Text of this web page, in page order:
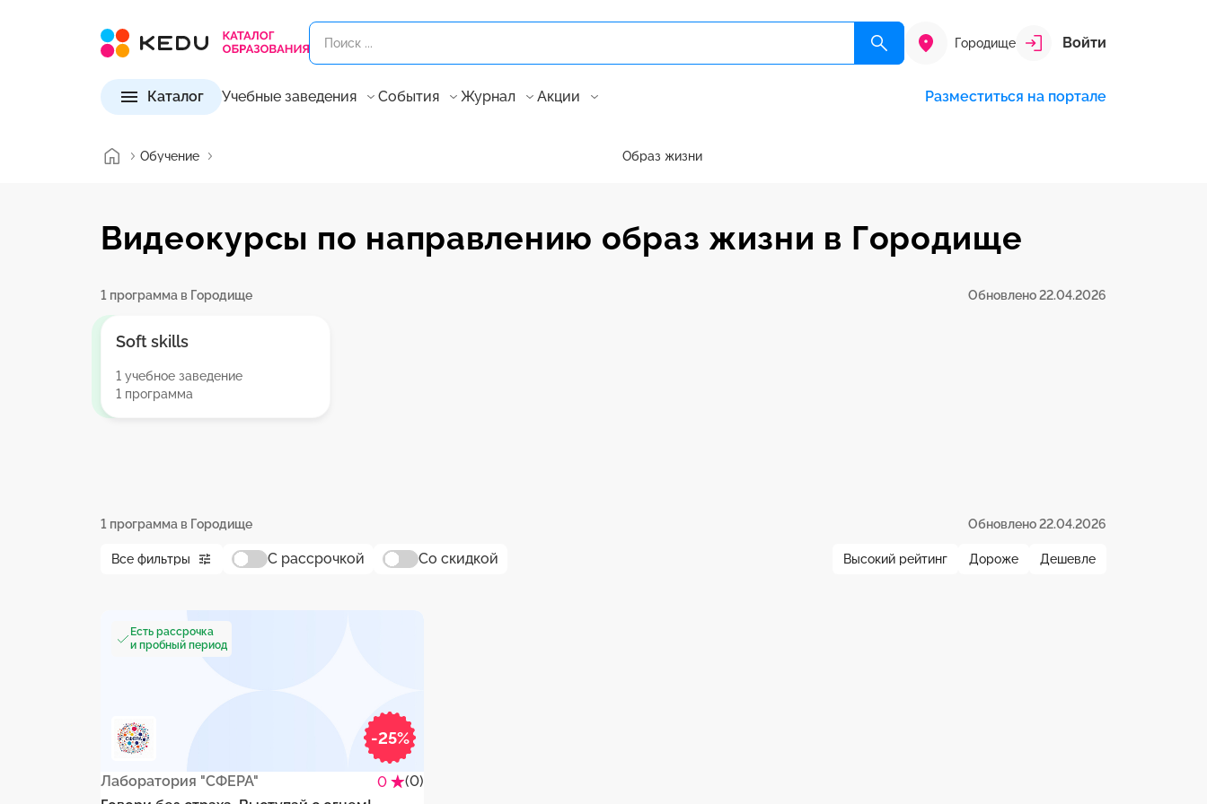
Городище Войти
Каталог Учебные заведения События Журнал Акции Разместиться на портале
Обучение Образ жизни
Видеокурсы по направлению образ жизни в Городище
1 программа в Городище Обновлено 22.04.2026
Soft skills
1 учебное заведение
1 программа
1 программа в Городище Обновлено 22.04.2026
Все фильтры С рассрочкой Со скидкой Высокий рейтинг Дороже Дешевле
Есть рассрочка
и пробный период
-25%
Лаборатория "СФЕРА" 0
(0)